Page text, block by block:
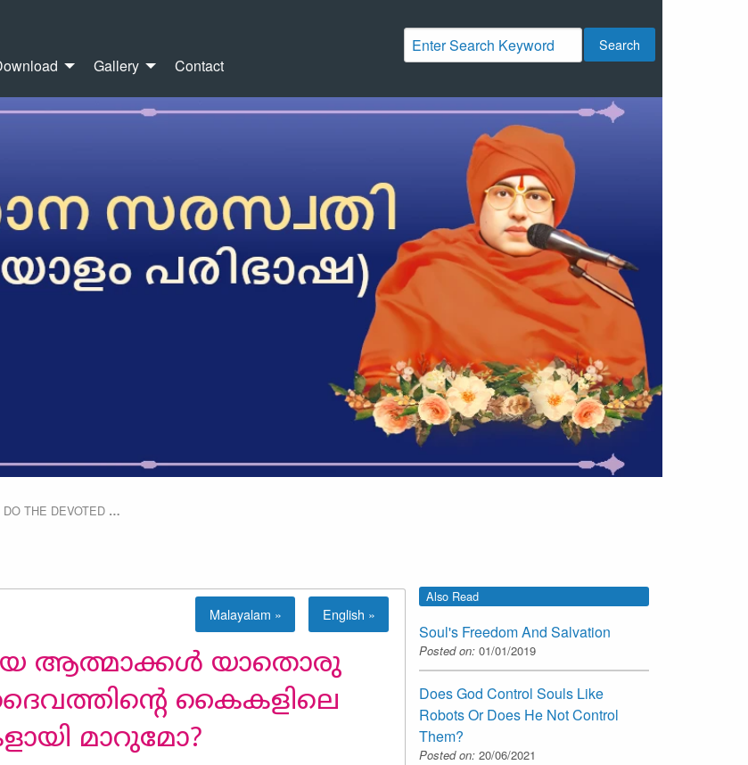
Gallery Contact
Search
DO THE DEVOTED …
Malayalam » English »
ആത്മാക്കൾ യാതൊരു
ദൈവത്തിന്റെ കൈകളിലെ
മാറുമോ?
Also Read
Soul's Freedom And Salvation
Posted on: 01/01/2019
Does God Control Souls Like
Robots Or Does He Not Control
Them?
Posted on: 20/06/2021